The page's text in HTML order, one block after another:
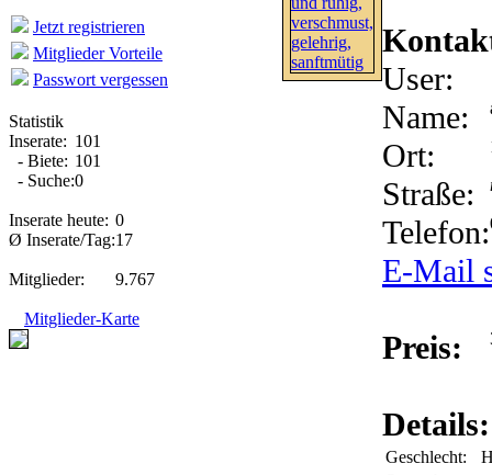
Jetzt registrieren
Mitglieder Vorteile
Passwort vergessen
Statistik
Inserate: 101
- Biete: 101
- Suche:0
Inserate heute: 0
Ø Inserate/Tag:17
Mitglieder: 9.767
Mitglieder-Karte
User:
Name:
Ort:
Straße:
Telefon:
E-Mail
Preis:
Details:
Geschlecht: